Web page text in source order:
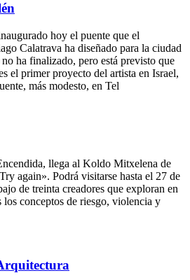
hoy el puente que el
Calatrava ha diseñado para la ciudad
ha finalizado, pero está previsto que
el primer proyecto del artista en Israel,
más modesto, en Tel
llega al Koldo Mitxelena de
again». Podrá visitarse hasta el 27 de
de treinta creadores que exploran en
los conceptos de riesgo, violencia y